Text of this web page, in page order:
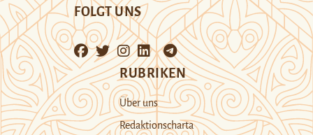
FOLGT UNS
RUBRIKEN
Über uns
Redaktionscharta